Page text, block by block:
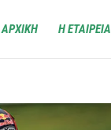
ΑΡΧΙΚΗ Η ΕΤΑΙΡΕΙΑ